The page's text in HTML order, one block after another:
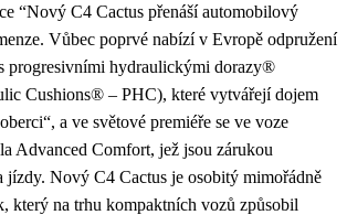
“Nový C4 Cactus přenáší automobilový
Vůbec poprvé nabízí v Evropě odpružení
progresivními hydraulickými dorazy®
Cushions® – PHC), které vytvářejí dojem
a ve světové premiéře se ve voze
Advanced Comfort, jež jsou zárukou
jízdy. Nový C4 Cactus je osobitý mimořádně
který na trhu kompaktních vozů způsobil